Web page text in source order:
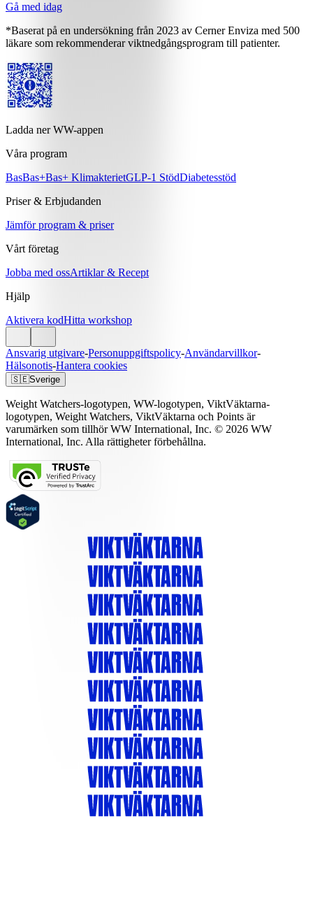
Gå med idag
*Baserat på en undersökning från 2023 av Cerner Enviza med 500
läkare som rekommenderar viktnedgångsprogram till patienter.
Ladda ner WW-appen
Våra program
BasBas+Bas+ KlimakterietGLP-1 StödDiabetesstöd
Priser & Erbjudanden
Jämför program & priser
Vårt företag
Jobba med ossArtiklar & Recept
Hjälp
Aktivera kodHitta workshop
Ansvarig utgivare-Personuppgiftspolicy-Användarvillkor-
Hälsonotis-Hantera cookies
🇸🇪Sverige
Weight Watchers-logotypen, WW-logotypen, ViktVäktarna-
logotypen, Weight Watchers, ViktVäktarna och Points är
varumärken som tillhör WW International, Inc. © 2026 WW
International, Inc. Alla rättigheter förbehållna.